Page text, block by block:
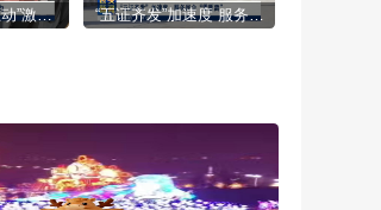
国补焕新“双轮驱动”激活市场活力 “五证齐发”加速度 服务民企“零距离”